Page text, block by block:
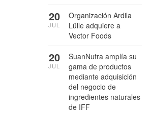
Organización Ardila
Lülle adquiere a
Vector Foods
20
JUL
SuanNutra amplía su
gama de productos
mediante adquisición
del negocio de
ingredientes naturales
de IFF
20
JUL